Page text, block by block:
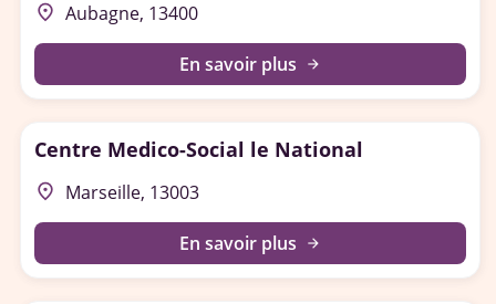
place Aubagne, 13400
En savoir plus arrow_forward
Centre Medico-Social le National
place Marseille, 13003
En savoir plus arrow_forward